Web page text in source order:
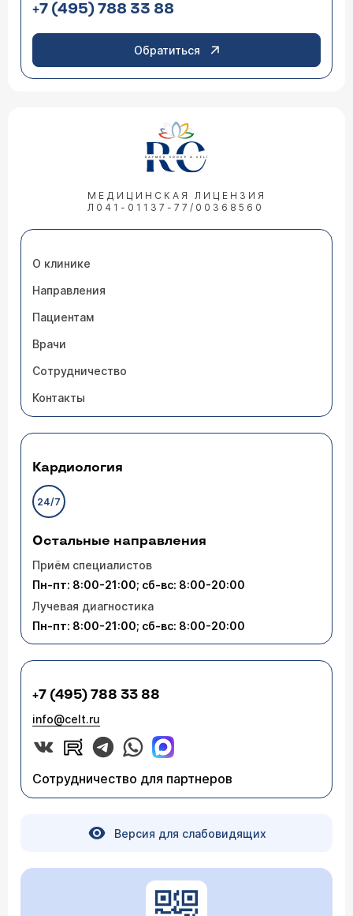
+7 (495) 788 33 88
Обратиться
МЕДИЦИНСКАЯ ЛИЦЕНЗИЯ
Л041-01137-77/00368560
О клинике
Направления
Пациентам
Врачи
Сотрудничество
Контакты
Кардиология
24/7
Остальные направления
Приём специалистов
Пн-пт: 8:00-21:00; сб-вс: 8:00-20:00
Лучевая диагностика
Пн-пт: 8:00-21:00; сб-вс: 8:00-20:00
+7 (495) 788 33 88
info@celt.ru
Сотрудничество для партнеров
Версия для слабовидящих